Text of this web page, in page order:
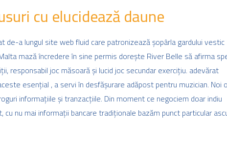
cu elucidează daune
a lungul site web fluid care patronizează șopârla gardului vestic
mază încredere în sine permis dorește River Belle să afirma
responsabil joc măsoară și lucid joc secundar exercițiu. adevărat
esențial , a servi în desfășurare adăpost pentru muzician. Noi
informațiile și tranzacțiile. Din moment ce negociem doar indiu
nu mai informații bancare tradiționale bazăm punct particular